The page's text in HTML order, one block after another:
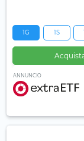
1G 1S
ANNUNCIO